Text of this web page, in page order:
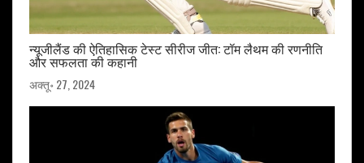
न्यूजीलैंड की ऐतिहासिक टेस्ट सीरीज जीत: टॉम लैथम की रणनीति
और सफलता की कहानी
अक्तू॰ 27, 2024